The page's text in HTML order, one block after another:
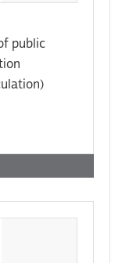
public